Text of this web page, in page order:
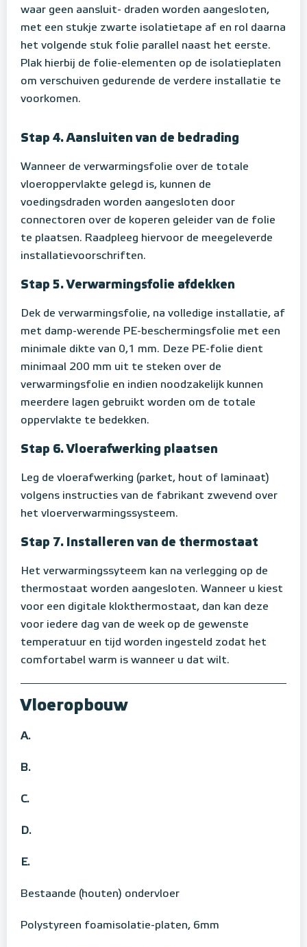
waar geen aansluit- draden worden aangesloten,
met een stukje zwarte isolatietape af en rol daarna
het volgende stuk folie parallel naast het eerste.
Plak hierbij de folie-elementen op de isolatieplaten
om verschuiven gedurende de verdere installatie te
voorkomen.
Stap 4. Aansluiten van de bedrading
Wanneer de verwarmingsfolie over de totale
vloeroppervlakte gelegd is, kunnen de
voedingsdraden worden aangesloten door
connectoren over de koperen geleider van de folie
te plaatsen. Raadpleeg hiervoor de meegeleverde
installatievoorschriften.
Stap 5. Verwarmingsfolie afdekken
Dek de verwarmingsfolie, na volledige installatie, af
met damp-werende PE-beschermingsfolie met een
minimale dikte van 0,1 mm. Deze PE-folie dient
minimaal 200 mm uit te steken over de
verwarmingsfolie en indien noodzakelijk kunnen
meerdere lagen gebruikt worden om de totale
oppervlakte te bedekken.
Stap 6. Vloerafwerking plaatsen
Leg de vloerafwerking (parket, hout of laminaat)
volgens instructies van de fabrikant zwevend over
het vloerverwarmingssysteem.
Stap 7. Installeren van de thermostaat
Het verwarmingssyteem kan na verlegging op de
thermostaat worden aangesloten. Wanneer u kiest
voor een digitale klokthermostaat, dan kan deze
voor iedere dag van de week op de gewenste
temperatuur en tijd worden ingesteld zodat het
comfortabel warm is wanneer u dat wilt.
Vloeropbouw
A.
B.
C.
D.
E.
Bestaande (houten) ondervloer
Polystyreen foamisolatie-platen, 6mm